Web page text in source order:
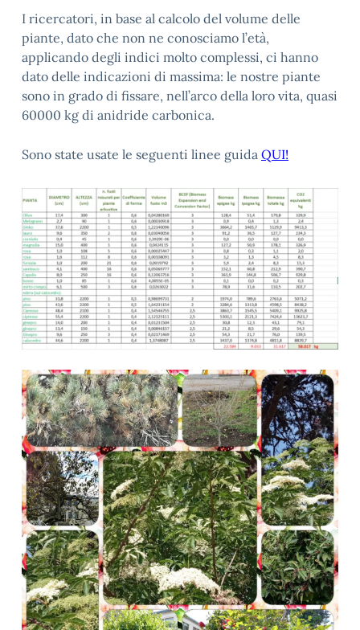
I ricercatori, in base al calcolo del volume delle
piante, dato che non ne conosciamo l’età,
applicando degli indici molto complessi, ci hanno
dato delle indicazioni di massima: le nostre piante
sono in grado di fissare, nell’arco della loro vita, quasi
60000 kg di anidride carbonica.
Sono state usate le seguenti linee guida QUI!